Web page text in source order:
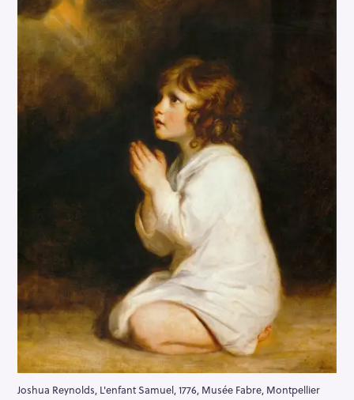
Joshua Reynolds, L'enfant Samuel, 1776, Musée Fabre, Montpellier